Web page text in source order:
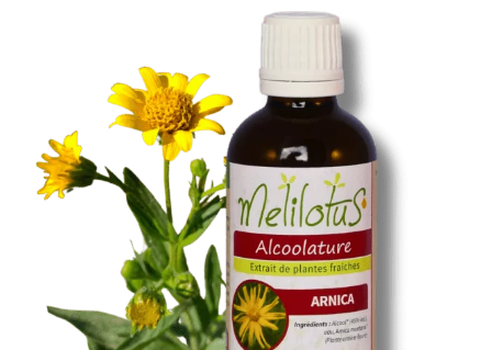
Nous trouver
Alcoolature Arnica chamissonnis
AJOUTER AU PANIER
/